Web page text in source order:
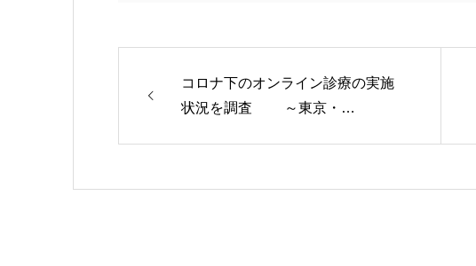
コロナ下のオンライン診療の実施
状況を調査 ～東京・…